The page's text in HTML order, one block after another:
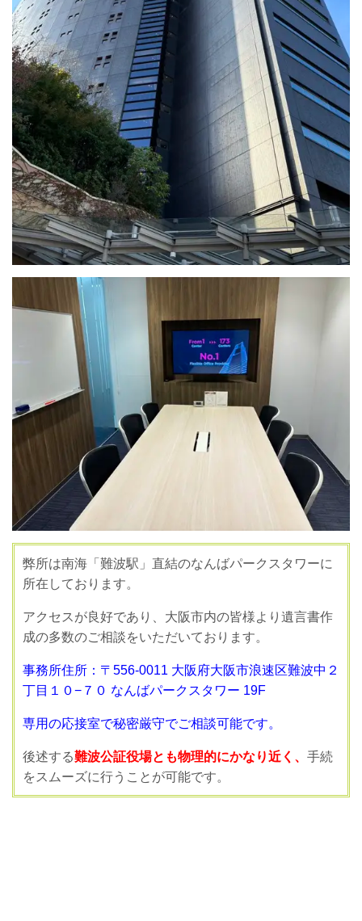
弊所は南海「難波駅」直結のなんばパークスタワーに
所在しております。
アクセスが良好であり、大阪市内の皆様より遺言書作
成の多数のご相談をいただいております。
事務所住所：〒556-0011 大阪府大阪市浪速区難波中２
丁目１０−７０ なんばパークスタワー 19F
専用の応接室で秘密厳守でご相談可能です。
後述する難波公証役場とも物理的にかなり近く、 手続
をスムーズに行うことが可能です。